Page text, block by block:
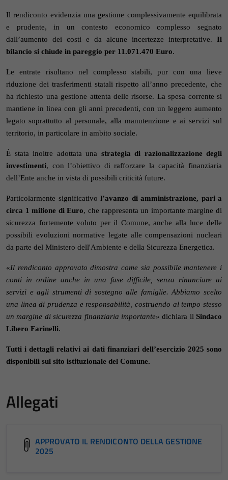
Il rendiconto evidenzia una gestione complessivamente equilibrata
e prudente, in un contesto economico complesso segnato
dall’aumento dei costi e da alcune incertezze interpretative. Il
bilancio si chiude in pareggio per 11.071.470 Euro.
Le entrate risultano nel complesso stabili, pur con una lieve
riduzione dei trasferimenti statali rispetto all’anno precedente, che
ha richiesto una gestione attenta delle risorse. La spesa corrente si
mantiene in linea con gli anni precedenti, con un leggero aumento
legato soprattutto al personale, alla manutenzione e ai servizi sul
territorio, in particolare in ambito sociale.
È stata inoltre adottata una strategia di razionalizzazione degli
investimenti, con l’obiettivo di rafforzare la capacità finanziaria
dell’Ente anche in vista di possibili criticità future.
Particolarmente significativo l’avanzo di amministrazione, pari a
circa 1 milione di Euro, che rappresenta un importante margine di
sicurezza fortemente voluto per il Comune, anche alla luce delle
possibili evoluzioni normative legate alle compensazioni nucleari
da parte del Ministero dell'Ambiente e della Sicurezza Energetica.
«Il rendiconto approvato dimostra come sia possibile mantenere i
conti in ordine anche in una fase difficile, senza rinunciare ai
servizi e agli strumenti di sostegno alle famiglie. Abbiamo scelto
una linea di prudenza e responsabilità, costruendo al tempo stesso
un margine di sicurezza finanziaria importante» dichiara il Sindaco
Libero Farinelli.
Tutti i dettagli relativi ai dati finanziari dell’esercizio 2025 sono
disponibili sul sito istituzionale del Comune.
Allegati
APPROVATO IL RENDICONTO DELLA GESTIONE
2025